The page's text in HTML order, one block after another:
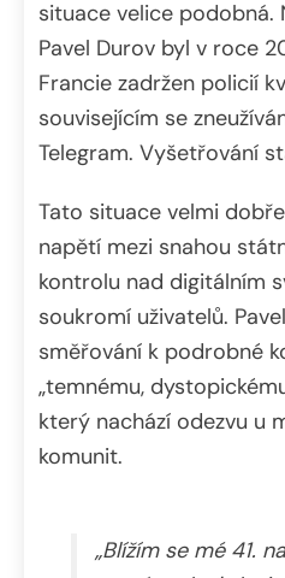
situace velice podobná.
Pavel Durov byl v roce
Francie zadržen policií
souvisejícím se
Telegram. Vyšetřování
Tato situace velmi
napětí mezi snahou
kontrolu nad digitálním
soukromí uživatelů.
směřování k podrobné
„temnému,
který nachází odezvu u
komunit.
„Blížím se mé 41.